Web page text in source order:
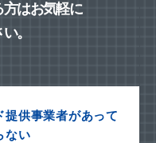
はお気軽に
。
提供事業者があって
ない